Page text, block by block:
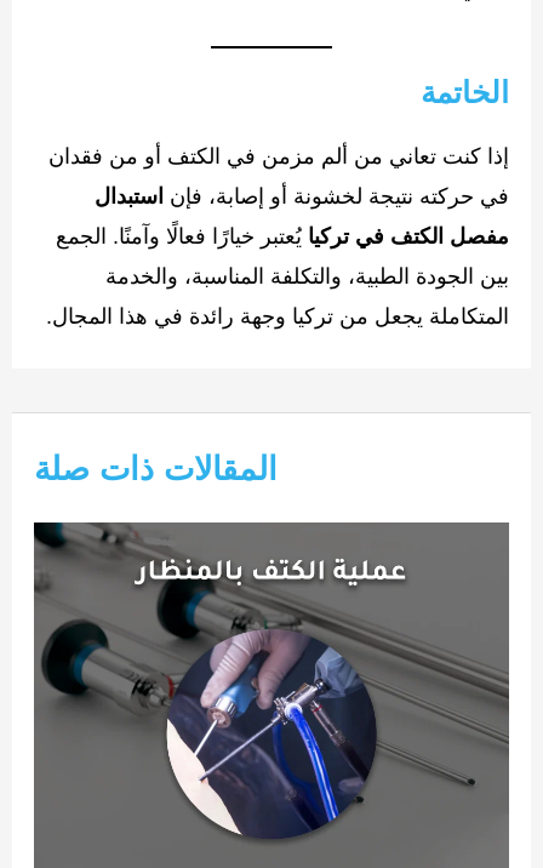
الخاتمة
إذا كنت تعاني من ألم مزمن في الكتف أو من فقدان
في حركته نتيجة لخشونة أو إصابة، فإن استبدال
مفصل الكتف في تركيا يُعتبر خيارًا فعالًا وآمنًا. الجمع
بين الجودة الطبية، والتكلفة المناسبة، والخدمة
المتكاملة يجعل من تركيا وجهة رائدة في هذا المجال.
المقالات ذات صلة